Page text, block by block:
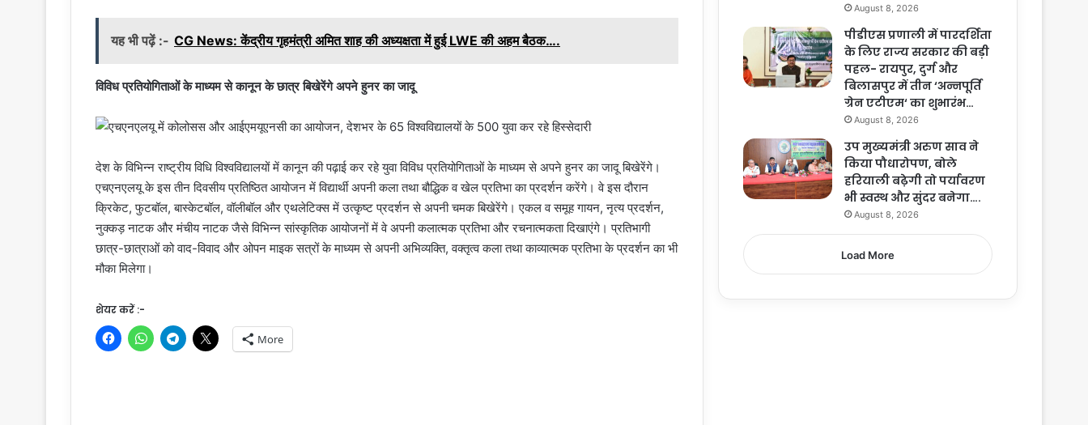
यह भी पढ़ें :- CG News: केंद्रीय गृहमंत्री अमित शाह की अध्यक्षता में हुई LWE की अहम बैठक….
विविध प्रतियोगिताओं के माध्यम से कानून के छात्र बिखेरेंगे अपने हुनर का जादू
देश के विभिन्न राष्ट्रीय विधि विश्वविद्यालयों में कानून की पढ़ाई कर रहे युवा विविध प्रतियोगिताओं के माध्यम से अपने हुनर का जादू बिखेरेंगे।
एचएनएलयू के इस तीन दिवसीय प्रतिष्ठित आयोजन में विद्यार्थी अपनी कला तथा बौद्धिक व खेल प्रतिभा का प्रदर्शन करेंगे। वे इस दौरान
क्रिकेट, फुटबॉल, बास्केटबॉल, वॉलीबॉल और एथलेटिक्स में उत्कृष्ट प्रदर्शन से अपनी चमक बिखेरेंगे। एकल व समूह गायन, नृत्य प्रदर्शन,
नुक्कड़ नाटक और मंचीय नाटक जैसे विभिन्न सांस्कृतिक आयोजनों में वे अपनी कलात्मक प्रतिभा और रचनात्मकता दिखाएंगे। प्रतिभागी
छात्र-छात्राओं को वाद-विवाद और ओपन माइक सत्रों के माध्यम से अपनी अभिव्यक्ति, वक्तृत्व कला तथा काव्यात्मक प्रतिभा के प्रदर्शन का भी
मौका मिलेगा।
शेयर करें :-
More
August 8, 2026
पीडीएस प्रणाली में पारदर्शिता
के लिए राज्य सरकार की बड़ी
पहल- रायपुर, दुर्ग और
बिलासपुर में तीन ‘अन्नपूर्ति
ग्रेन एटीएम‘ का शुभारंभ…
August 8, 2026
उप मुख्यमंत्री अरुण साव ने
किया पौधारोपण, बोले
हरियाली बढ़ेगी तो पर्यावरण
भी स्वस्थ और सुंदर बनेगा….
August 8, 2026
Load More